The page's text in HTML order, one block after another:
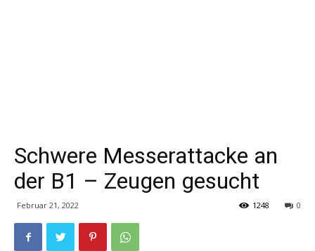
Schwere Messerattacke an
der B1 – Zeugen gesucht
Februar 21, 2022 0
1248